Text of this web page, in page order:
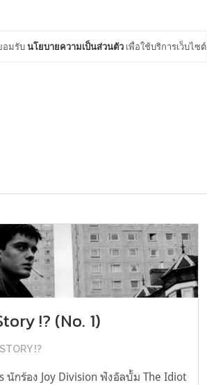
อมรับนโยบายความเป็นส่วนตัว เพื่อใช้บริการเว็บไซต์
!? (No. 1)
!?
นักร้อง Joy Division ฟังอัลบั้ม The Idiot